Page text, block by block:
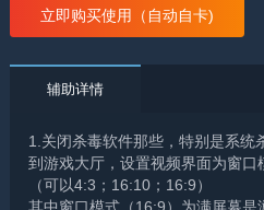
立即购买使用（自动自卡)
辅助详情
1.关闭杀毒软件那些，特别是系统
到游戏大厅，设置视频界面为窗口
（可以4:3；16:10；16:9）